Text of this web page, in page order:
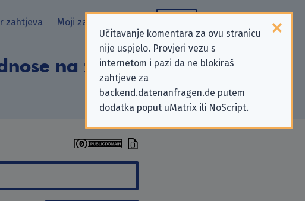
Učitavanje komentara za ovu stranicu
nije uspjelo. Provjeri vezu s
internetom i pazi da ne blokiraš
zahtjeve za
backend.datenanfragen.de putem
dodatka poput uMatrix ili NoScript.
zahtjeva Moji zahtjevi
na zahtjeve za